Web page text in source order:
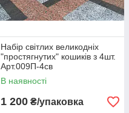
Набір світлих великодніх
"простягнутих" кошиків з 4шт.
Арт.009П-4св
В наявності
1 200 ₴/упаковка